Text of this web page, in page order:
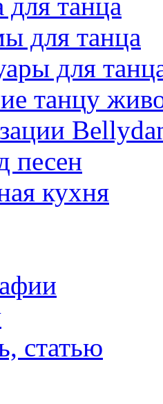
танца
для танца
для
танцу
песен
кухня
статью